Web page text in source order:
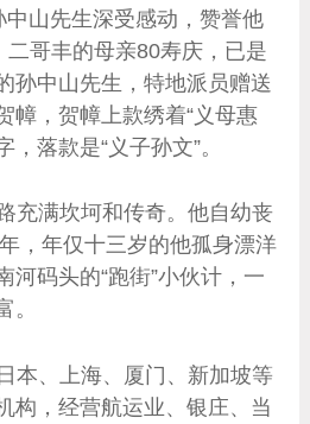
中山先生深受感动，赞誉他
二哥丰的母亲80寿庆，已是
孙中山先生，特地派员赠送
幛，贺幛上款绣着“义母惠
，落款是“义子孙文”。
充满坎坷和传奇。他自幼丧
，年仅十三岁的他孤身漂洋
河码头的“跑街”小伙计，一
。
本、上海、厦门、新加坡等
构，经营航运业、银庄、当